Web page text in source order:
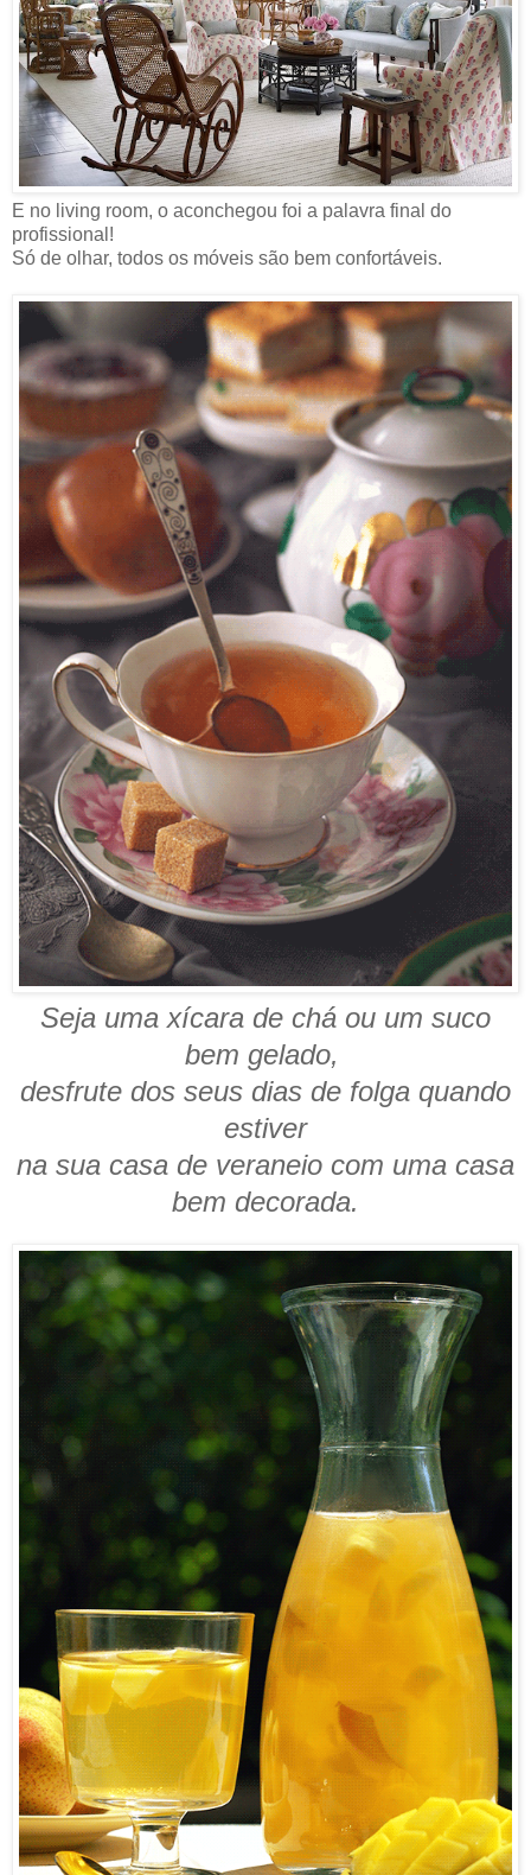
E no living room, o aconchegou foi a palavra final do
profissional!
Só de olhar, todos os móveis são bem confortáveis.
Seja uma xícara de chá ou um suco
bem gelado,
desfrute dos seus dias de folga quando
estiver
na sua casa de veraneio com uma casa
bem decorada.